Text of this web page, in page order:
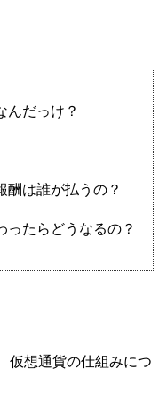
んだっけ？
酬は誰が払うの？
ったらどうなるの？
仮想通貨の仕組みにつ